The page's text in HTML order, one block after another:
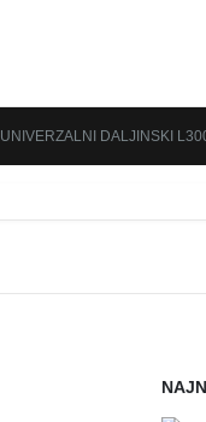
UNIVERZALNI DALJINSKI